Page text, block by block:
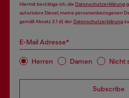
Hiermit bestätige ich, die Datenschutzerklärung
autorisiere Diesel, meine personenbezogenen
gemäß Absatz 3.1 d) derDatenschutzerklärung
E-Mail Adresse*
Herren Damen Nicht
Subscribe